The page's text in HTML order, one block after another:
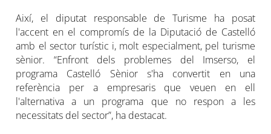
Així, el diputat responsable de Turisme ha posat
l'accent en el compromís de la Diputació de Castelló
amb el sector turístic i, molt especialment, pel turisme
sènior. “Enfront dels problemes del Imserso, el
programa Castelló Sènior s'ha convertit en una
referència per a empresaris que veuen en ell
l'alternativa a un programa que no respon a les
necessitats del sector”, ha destacat.